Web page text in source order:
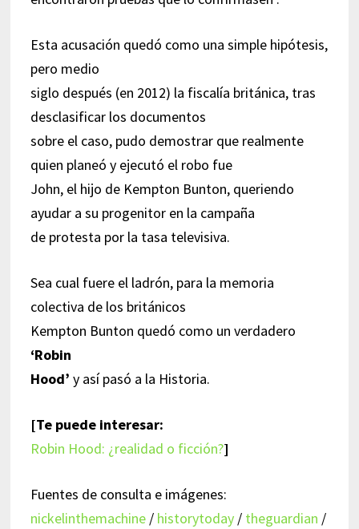
Esta acusación quedó como una simple hipótesis,
pero medio
siglo después (en 2012) la fiscalía británica, tras
desclasificar los documentos
sobre el caso, pudo demostrar que realmente
quien planeó y ejecutó el robo fue
John, el hijo de Kempton Bunton, queriendo
ayudar a su progenitor en la campaña
de protesta por la tasa televisiva.
Sea cual fuere el ladrón, para la memoria
colectiva de los británicos
Kempton Bunton quedó como un verdadero
‘Robin
Hood’ y así pasó a la Historia.
[Te puede interesar:
Robin Hood: ¿realidad o ficción?]
Fuentes de consulta e imágenes:
nickelinthemachine/ historytoday/ theguardian /